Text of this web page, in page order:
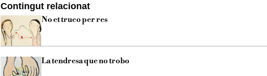
Contingut relacionat
No et truco per res
La tendresa que no trobo